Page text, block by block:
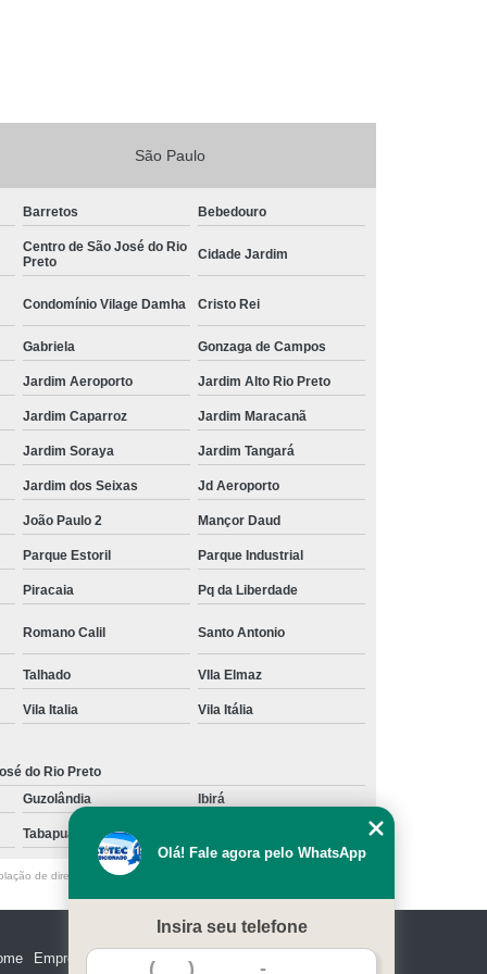
São Paulo
Barretos Bebedouro
Centro de São José do Rio
Preto
Cidade Jardim
Condomínio Vilage Damha Cristo Rei
Gabriela Gonzaga de Campos
Jardim Aeroporto Jardim Alto Rio Preto
Jardim Caparroz Jardim Maracanã
Jardim Soraya Jardim Tangará
Jardim dos Seixas Jd Aeroporto
João Paulo 2 Mançor Daud
Parque Estoril Parque Industrial
Piracaia Pq da Liberdade
Romano Calil Santo Antonio
Talhado VIla Elmaz
Vila Italia Vila Itália
do Rio Preto
Guzolândia Ibirá
Tabapuã
de direito autoral – artigo 184 do Código Penal –
Empresa Serviços
Olá! Fale agora pelo WhatsApp
Insira seu telefone